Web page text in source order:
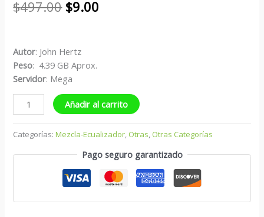
$497.00 $9.00
Autor: John Hertz
Peso: 4.39 GB Aprox.
Servidor: Mega
Añadir al carrito
Categorías:Mezcla-Ecualizador, Otras, Otras Categorías
Pago seguro garantizado